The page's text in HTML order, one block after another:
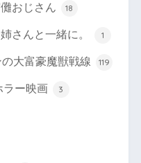
おじさん 18
さんと一緒に。 1
大富豪魔獣戦線 119
ラー映画 3